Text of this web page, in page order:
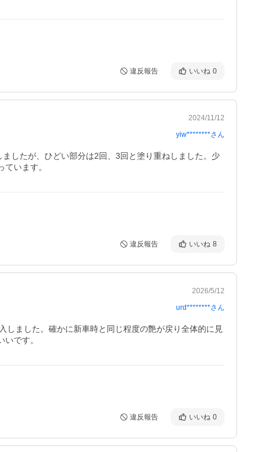
違反報告 いいね 0
2024/11/12
yiw********さん
したが、ひどい部分は2回、3回と塗り重ねしました。少
います。
違反報告 いいね 8
2026/5/12
urd********さん
しました。確かに新車時と同じ程度の艶が戻り全体的に見
です。
違反報告 いいね 0